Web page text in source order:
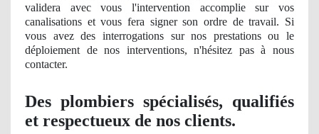
validera avec vous l'intervention accomplie sur vos
canalisations et vous fera signer son ordre de travail. Si
vous avez des interrogations sur nos prestations ou le
déploiement de nos interventions, n'hésitez pas à nous
contacter.
Des plombiers spécialisés, qualifiés
et respectueux de nos clients.